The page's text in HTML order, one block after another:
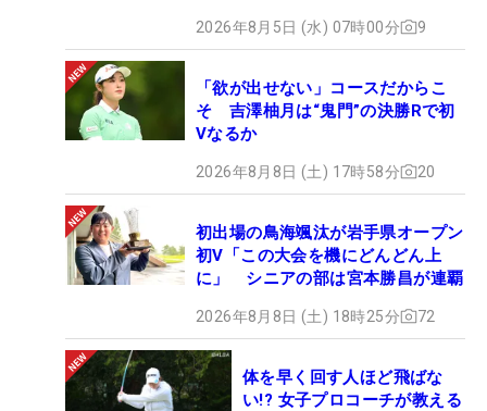
2026年8月5日 (水) 07時00分 9
「欲が出せない」コースだからこ
そ 吉澤柚月は“鬼門”の決勝Rで初
Vなるか
2026年8月8日 (土) 17時58分 20
初出場の鳥海颯汰が岩手県オープン
初V「この大会を機にどんどん上
に」 シニアの部は宮本勝昌が連覇
2026年8月8日 (土) 18時25分 72
体を早く回す人ほど飛ばな
い!? 女子プロコーチが教える